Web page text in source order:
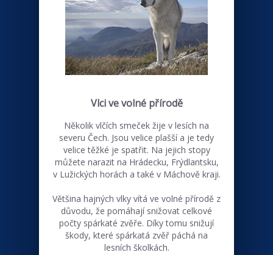
Vlci ve volné přírodě
Několik vlčích smeček žije v lesích na
severu Čech. Jsou velice plašší a je tedy
velice těžké je spatřit. Na jejich stopy
můžete narazit na Hrádecku, Frýdlantsku,
v Lužických horách a také v Máchově kraji.
Většina hajných vlky vítá ve volné přírodě z
důvodu, že pomáhají snižovat celkové
počty spárkaté zvěře. Díky tomu snižují
škody, které spárkatá zvěř páchá na
lesních školkách.